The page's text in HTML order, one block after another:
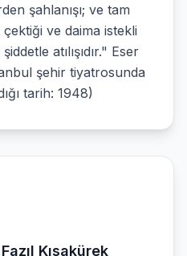
şahlanışı; ve tam
ve daima istekli
atılışıdır." Eser
şehir tiyatrosunda
tarih: 1948)
Kısakürek